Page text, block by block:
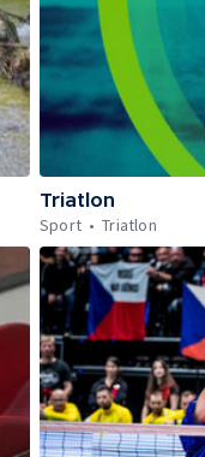
Triatlon
Sport
Triatlon